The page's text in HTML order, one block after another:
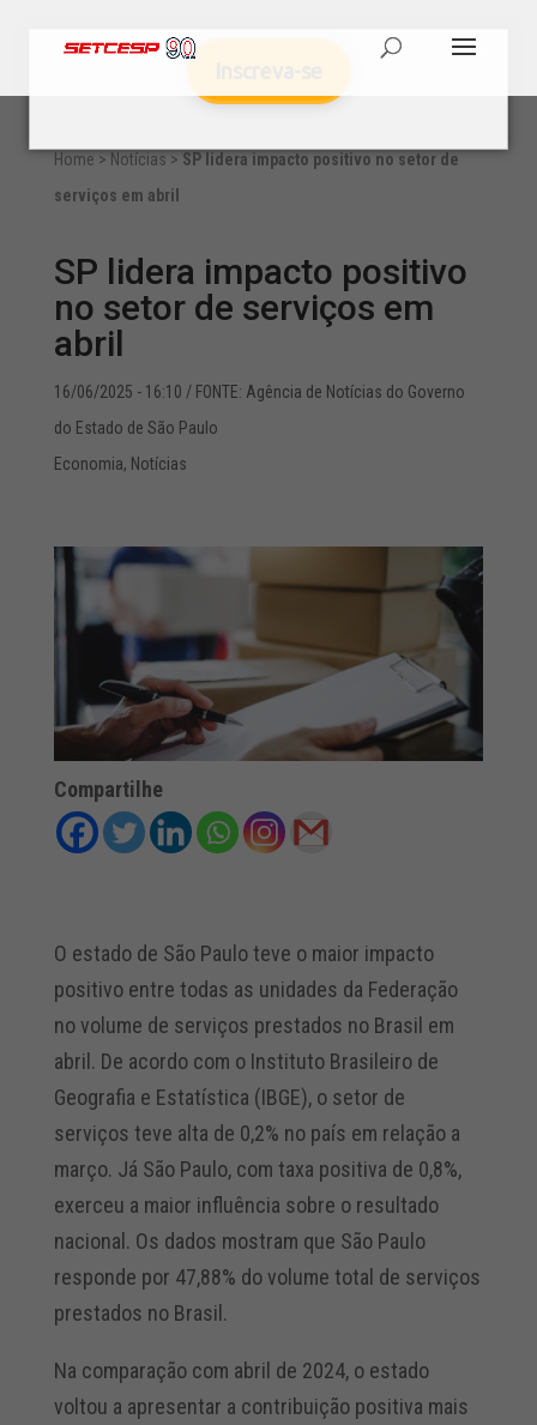
Home > Notícias > SP lidera impacto positivo no setor de
serviços em abril
SP lidera impacto positivo
no setor de serviços em
abril
16/06/2025 - 16:10 / FONTE: Agência de Notícias do Governo
do Estado de São Paulo
Economia, Notícias
Compartilhe
O estado de São Paulo teve o maior impacto
positivo entre todas as unidades da Federação
no volume de serviços prestados no Brasil em
abril. De acordo com o Instituto Brasileiro de
Geografia e Estatística (IBGE), o setor de
serviços teve alta de 0,2% no país em relação a
março. Já São Paulo, com taxa positiva de 0,8%,
exerceu a maior influência sobre o resultado
nacional. Os dados mostram que São Paulo
responde por 47,88% do volume total de serviços
prestados no Brasil.
Na comparação com abril de 2024, o estado
voltou a apresentar a contribuição positiva mais